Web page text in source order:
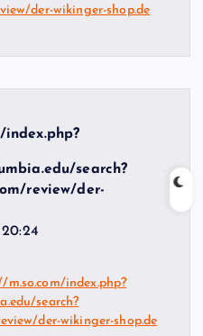
der-wikinger-shop.de
index.php?
search?
review/der-
m.so.com/index.php?
search?
der-wikinger-shop.de